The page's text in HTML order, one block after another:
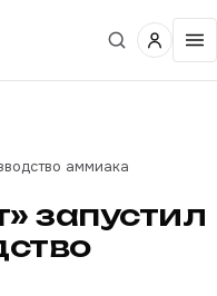
аммиака
запустил